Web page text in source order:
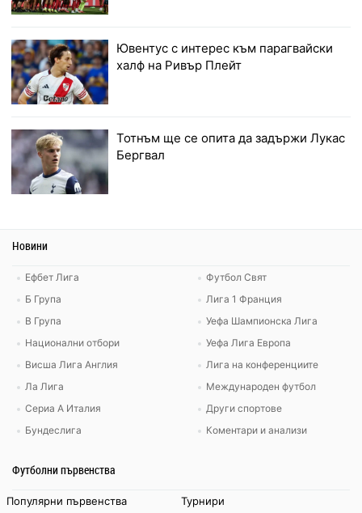
Ювентус с интерес към парагвайски
халф на Ривър Плейт
Тотнъм ще се опита да задържи Лукас
Бергвал
Новини
Ефбет Лига
Б Група
В Група
Национални отбори
Висша Лига Англия
Ла Лига
Сериа А Италия
Бундеслига
Футбол Свят
Лига 1 Франция
Уефа Шампионска Лига
Уефа Лига Европа
Лига на конференциите
Международен футбол
Други спортове
Коментари и анализи
Футболни първенства
Популярни първенства Турнири